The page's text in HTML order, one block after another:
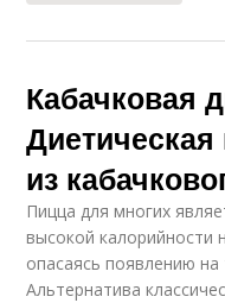
Кабачковая
из
Пицца для многих
высокой калорийности
опасаясь появлению
Альтернатива